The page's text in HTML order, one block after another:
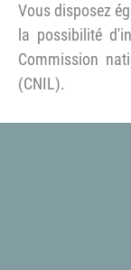
Vous disposez
la possibilité
Commission
(CNIL).